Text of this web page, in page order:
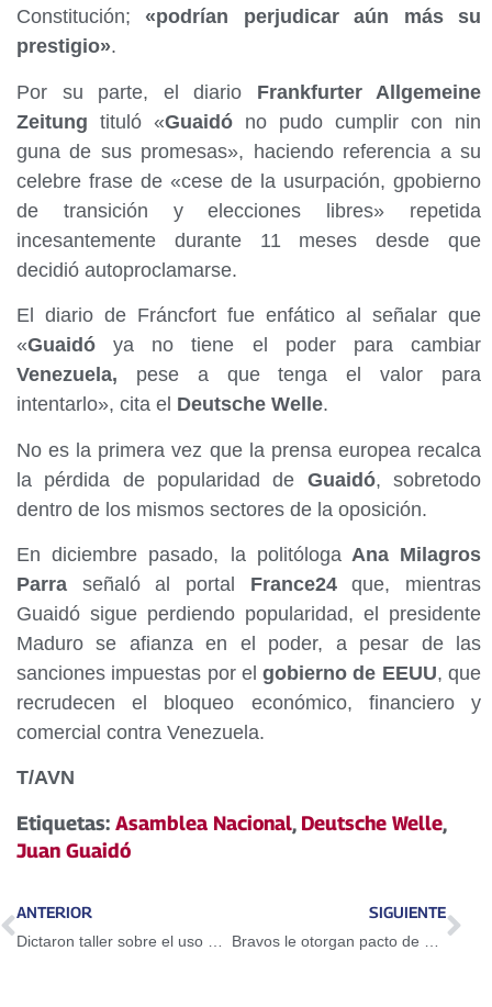
Constitución; «podrían perjudicar aún más su
prestigio».
Por su parte, el diario Frankfurter Allgemeine
Zeitung tituló «Guaidó no pudo cumplir con nin
guna de sus promesas», haciendo referencia a su
celebre frase de «cese de la usurpación, gpobierno
de transición y elecciones libres» repetida
incesantemente durante 11 meses desde que
decidió autoproclamarse.
El diario de Fráncfort fue enfático al señalar que
«Guaidó ya no tiene el poder para cambiar
Venezuela, pese a que tenga el valor para
intentarlo», cita el Deutsche Welle.
No es la primera vez que la prensa europea recalca
la pérdida de popularidad de Guaidó, sobretodo
dentro de los mismos sectores de la oposición.
En diciembre pasado, la politólogaAna Milagros
Parra señaló al portal France24que, mientras
Guaidó sigue perdiendo popularidad, el presidente
Maduro se afianza en el poder, a pesar de las
sanciones impuestas por elgobierno de EEUU, que
recrudecen el bloqueo económico, financiero y
comercial contra Venezuela.
T/AVN
Etiquetas: Asamblea Nacional, Deutsche Welle,
Juan Guaidó
ANTERIOR SIGUIENTE